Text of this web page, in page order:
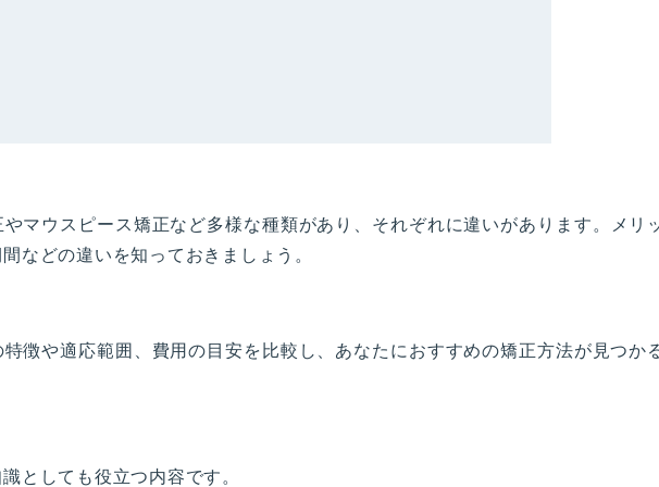
マウスピース矯正など多様な種類があり、それぞれに違いがあります。
メリ
などの違いを知っておきましょう。
徴や適応範囲、費用の目安を比較し、あなたにおすすめの矯正方法が見つか
としても役立つ内容です。